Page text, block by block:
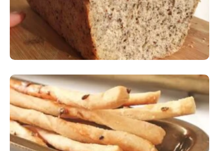
Comer Bem: Palitinhos De Cebola E Salsa